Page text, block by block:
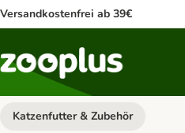
Versandkostenfrei ab 39€
Katzenfutter & Zubehör